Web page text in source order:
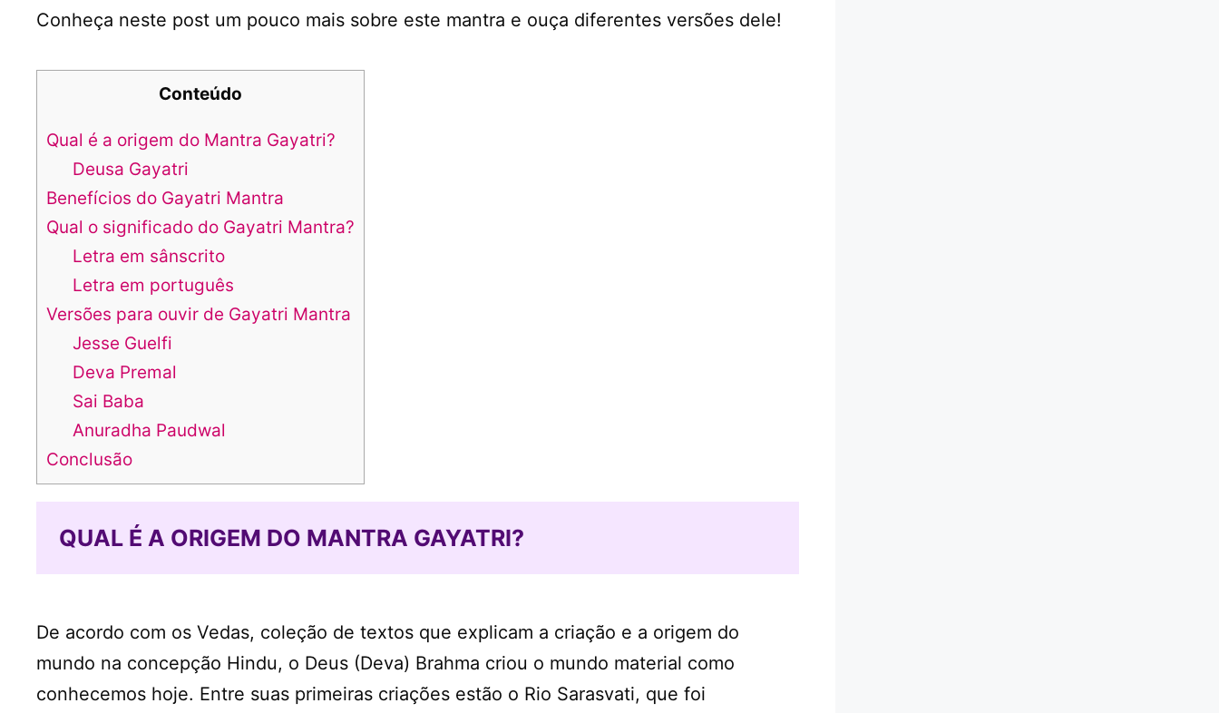
Conheça neste post um pouco mais sobre este mantra e ouça diferentes versões dele!
Conteúdo
Qual é a origem do Mantra Gayatri?
Deusa Gayatri
Benefícios do Gayatri Mantra
Qual o significado do Gayatri Mantra?
Letra em sânscrito
Letra em português
Versões para ouvir de Gayatri Mantra
Jesse Guelfi
Deva Premal
Sai Baba
Anuradha Paudwal
Conclusão
QUAL É A ORIGEM DO MANTRA GAYATRI?
De acordo com os Vedas, coleção de textos que explicam a criação e a origem do
mundo na concepção Hindu, o Deus (Deva) Brahma criou o mundo material como
conhecemos hoje. Entre suas primeiras criações estão o Rio Sarasvati, que foi